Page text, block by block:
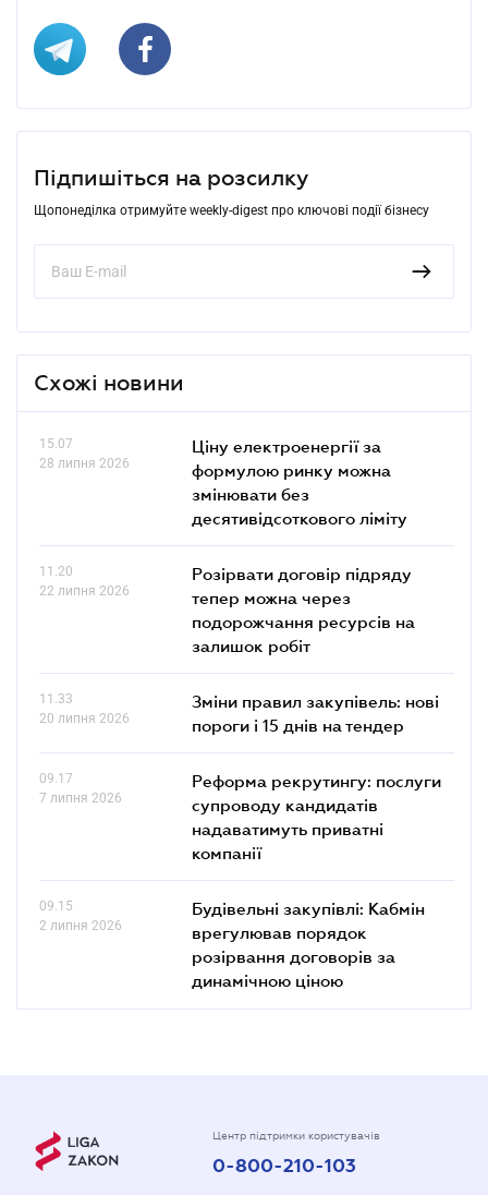
Підпишіться на розсилку
Щопонеділка отримуйте weekly-digest про ключові події бізнесу
Схожі новини
15.07
28 липня 2026
Ціну електроенергії за
формулою ринку можна
змінювати без
десятивідсоткового ліміту
11.20
22 липня 2026
Розірвати договір підряду
тепер можна через
подорожчання ресурсів на
залишок робіт
11.33
20 липня 2026
Зміни правил закупівель: нові
пороги і 15 днів на тендер
09.17
7 липня 2026
Реформа рекрутингу: послуги
супроводу кандидатів
надаватимуть приватні
компанії
09.15
2 липня 2026
Будівельні закупівлі: Кабмін
врегулював порядок
розірвання договорів за
динамічною ціною
Центр підтримки користувачів
0-800-210-103